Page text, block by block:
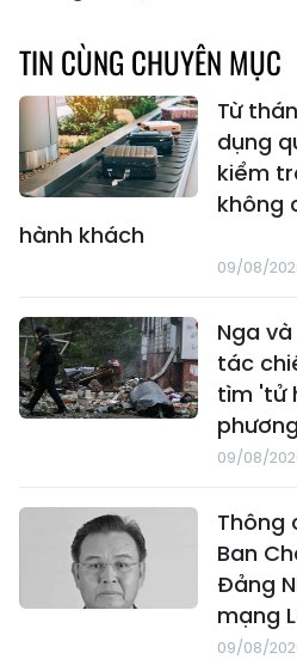
TIN CÙNG CHUYÊN MỤC
Từ
dụng
kiểm
không
hành khách
09/08/
Nga
tác
tìm 'tử
phương
09/08/
Thông
Ban
Đảng
mạng
09/08/